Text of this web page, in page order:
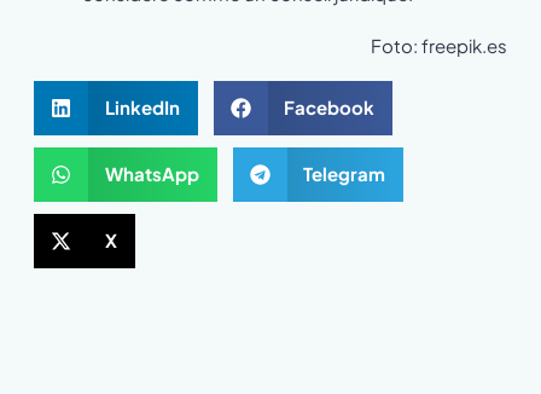
Foto: freepik.es
LinkedIn Facebook
WhatsApp Telegram
X